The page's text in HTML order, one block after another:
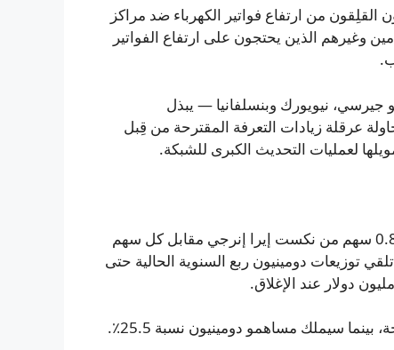
من ارتفاع فواتير الكهرباء ضد مراكز
وغيرهم الذين يحتجون على ارتفاع الفواتير
جيرسي، نيويورك وبنسلفانيا — يبذل
عرقلة زيادات التعرفة المقترحة من قِبل
لعمليات التحديث الكبرى للشبكة.
سيحصل مساهمو دومينيون على نسبة تبادل ثابتة قدرها 0.8138 سهم من نكست إيرا إنرجي مقابل كل سهم
توزيعات دومينيون ربع السنوية الحالية حتى